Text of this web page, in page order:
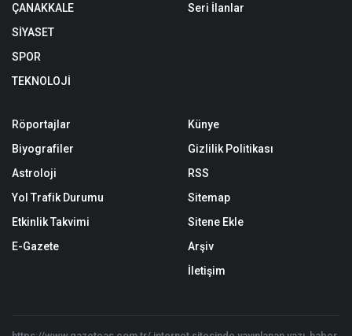
ÇANAKKALE
SİYASET
SPOR
TEKNOLOJİ
Seri İlanlar
Röportajlar
Biyografiler
Astroloji
Yol Trafik Durumu
Etkinlik Takvimi
E-Gazete
Künye
Gizlilik Politikası
RSS
Sitemap
Sitene Ekle
Arşiv
İletişim